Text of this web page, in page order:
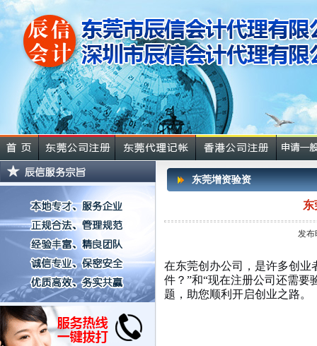
东莞增资验资
东
发
在东莞创办公司，是许多创业
件？”和“现在注册公司还需要
题，助您顺利开启创业之路。